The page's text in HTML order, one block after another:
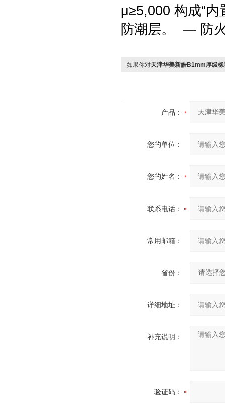
μ≥5,000 构成“
防潮层。 — 防
如果你对天津华美新皓B1mm厚级
产品：
您的单位：
您的姓名：
联系电话：
常用邮箱：
省份：
详细地址：
补充说明：
验证码：